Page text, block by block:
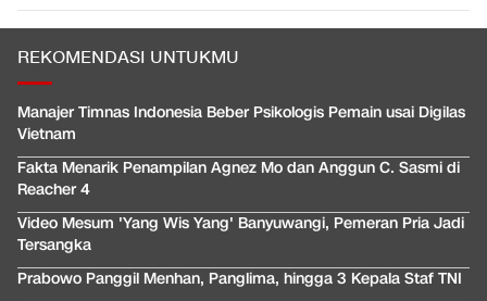
REKOMENDASI UNTUKMU
Manajer Timnas Indonesia Beber Psikologis Pemain usai Digilas
Vietnam
Fakta Menarik Penampilan Agnez Mo dan Anggun C. Sasmi di
Reacher 4
Video Mesum 'Yang Wis Yang' Banyuwangi, Pemeran Pria Jadi
Tersangka
Prabowo Panggil Menhan, Panglima, hingga 3 Kepala Staf TNI